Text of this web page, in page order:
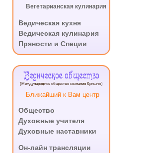
Вегетарианская кулинария
Ведическая кухня
Ведическая кулинария
Пряности и Специи
Ведическое общество
(Международное общество сознания Кришны)
Ближайший к Вам центр
Общество
Духовные учителя
Духовные наставники
Он-лайн трансляции